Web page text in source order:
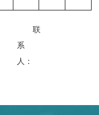
联
系
人：